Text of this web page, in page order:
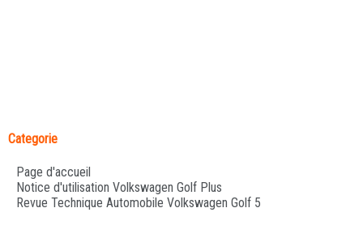
Categorie
Page d'accueil
Notice d'utilisation Volkswagen Golf Plus
Revue Technique Automobile Volkswagen Golf 5